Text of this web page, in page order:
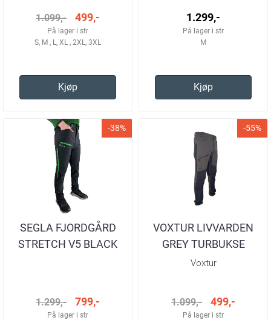
1.099,- 499,-
På lager i str
S, M , L, XL , 2XL, 3XL
Kjøp
1.299,-
På lager i str
M
Kjøp
-38%
SEGLA FJORDGÅRD
STRETCH V5 BLACK
1.299,- 799,-
På lager i str
-55%
VOXTUR LIVVARDEN
GREY TURBUKSE
HERRE
Voxtur
1.099,- 499,-
På lager i str